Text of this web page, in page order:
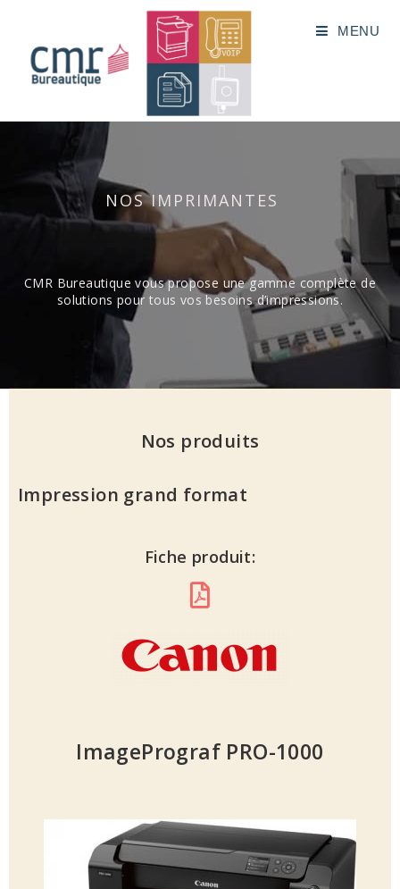
MENU
NOS IMPRIMANTES
CMR Bureautique vous propose une gamme complète de
solutions pour tous vos besoins d’impressions.
Nos produits
Impression grand format
Fiche produit:
ImagePrograf PRO-1000